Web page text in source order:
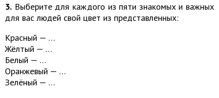
3. Выберите для каждого из пяти знакомых и важных
для вас людей свой цвет из представленных:
Красный — …
Жёлтый — …
Белый — …
Оранжевый — …
Зелёный — …